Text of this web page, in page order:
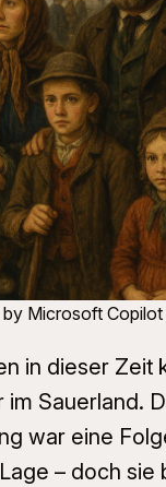
by Microsoft Copilot
in dieser Zeit
im Sauerland.
war eine
– doch sie